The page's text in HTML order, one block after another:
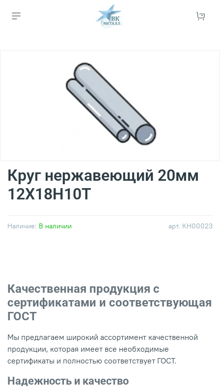
арт. КН00023
Наличие: В наличии
Круг нержавеющий 20мм
12Х18Н10Т
Качественная продукция с
сертификатами и соответствующая
ГОСТ
Мы предлагаем широкий ассортимент качественной
продукции, которая имеет все необходимые
сертификаты и полностью соответствует ГОСТ.
Надежность и качество